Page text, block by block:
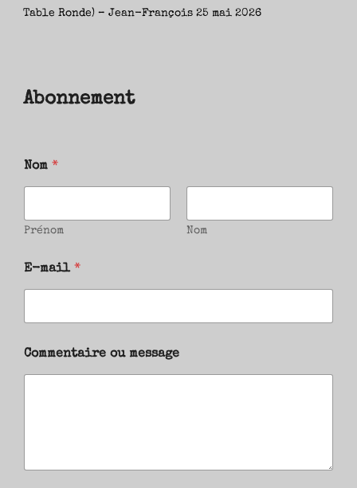
Table Ronde) – Jean-François 25 mai 2026
Abonnement
Nom *
Prénom Nom
E-mail *
Commentaire ou message